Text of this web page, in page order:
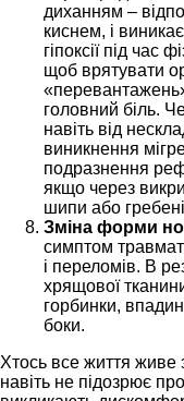
диханням –
киснем, і
гіпоксії під час
щоб врятувати
головний біль.
навіть від
виникнення
подразнення
якщо через
шипи або
Зміна форми
симптом
і переломів. В
хрящової
горбинки,
боки.
Хтось все життя живе
навіть не підозрює